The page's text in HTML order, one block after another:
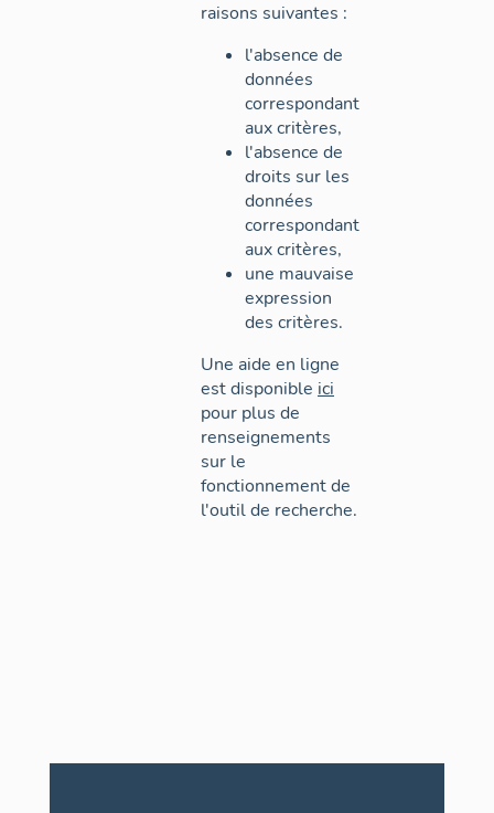
raisons suivantes :
l'absence de
données
correspondant
aux critères,
l'absence de
droits sur les
données
correspondant
aux critères,
une mauvaise
expression
des critères.
Une aide en ligne
est disponible ici
pour plus de
renseignements
sur le
fonctionnement de
l'outil de recherche.